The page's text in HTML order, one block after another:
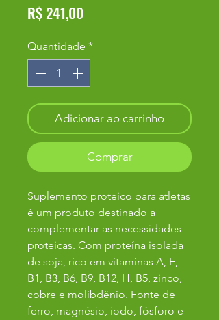
R$ 241,00
Quantidade *
Adicionar ao carrinho
Comprar
Suplemento proteico para atletas
é um produto destinado a
complementar as necessidades
proteicas. Com proteína isolada
de soja, rico em vitaminas A, E,
B1, B3, B6, B9, B12, H, B5, zinco,
cobre e molibdênio. Fonte de
ferro, magnésio, iodo, fósforo e